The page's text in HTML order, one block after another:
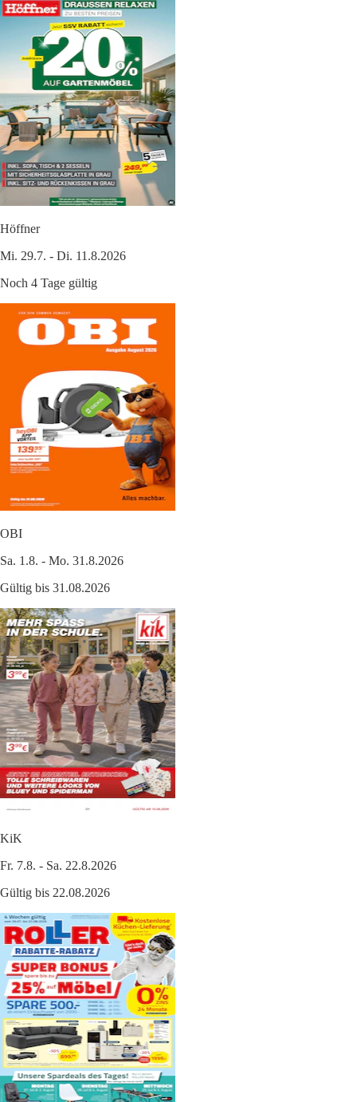
Höffner
Mi. 29.7. - Di. 11.8.2026
Noch 4 Tage gültig
OBI
Sa. 1.8. - Mo. 31.8.2026
Gültig bis 31.08.2026
KiK
Fr. 7.8. - Sa. 22.8.2026
Gültig bis 22.08.2026